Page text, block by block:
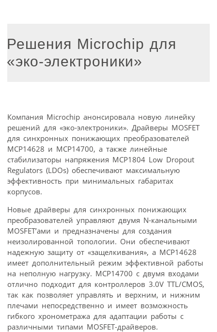
Решения Microchip для
«эко-электроники»
Компания Microchip анонсировала новую линейку
решений для «эко-электроники». Драйверы MOSFET
для синхронных понижающих преобразователей
MCP14628 и MCP14700, а также линейные
стабилизаторы напряжения MCP1804 Low Dropout
Regulators (LDOs) обеспечивают максимальную
эффективность при минимальных габаритах
корпусов.
Новые драйверы для синхронных понижающих
преобразователей управляют двумя N-канальными
MOSFET’ами и предназначены для создания
неизолированной топологии. Они обеспечивают
надежную защиту от «защелкивания», а MCP14628
имеет дополнительный режим эффективной работы
на неполную нагрузку. MCP14700 с двумя входами
отлично подходит для контроллеров 3.0V TTL/CMOS,
так как позволяет управлять и верхним, и нижним
плечами непосредственно и имеет возможность
гибкого хронометража для адаптации работы с
различными типами MOSFET-драйверов.